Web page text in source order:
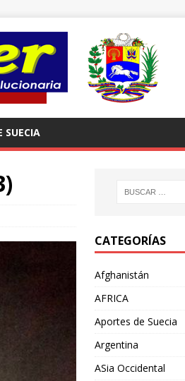
SUECIA
CATEGORÍAS
Afghanistán
AFRICA
Aportes de Suecia
Argentina
ASia Occidental